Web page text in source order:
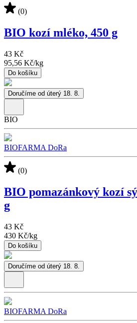
(0)
BIO kozí mléko, 450 g
43 Kč
95,56 Kč/kg
Do košíku
Doručíme od úterý 18. 8.
BIO
BIOFARMA DoRa
(0)
BIO pomazánkový kozí
g
43 Kč
430 Kč/kg
Do košíku
Doručíme od úterý 18. 8.
BIOFARMA DoRa